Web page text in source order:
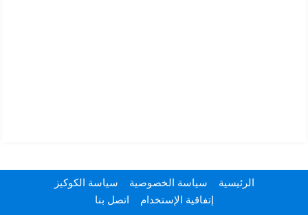
الرئيسية سياسة الخصوصية
سياسة الكوكيز
إتفاقية الإستخدام
اتصل بنا